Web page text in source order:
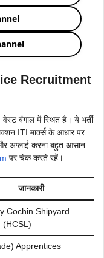
Recruitment
वेस्ट बंगाल में स्थित है। ये भर्ती
ITI मार्क्स के आधार पर
अप्लाई करना बहुत आसान
पर चेक करते रहें।
जानकारी
Cochin Shipyard
(HCSL)
Apprentices